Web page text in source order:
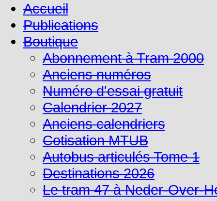
Accueil
Publications
Boutique
Abonnement à Tram 2000
Anciens numéros
Numéro d'essai gratuit
Calendrier 2027
Anciens calendriers
Cotisation MTUB
Autobus articulés Tome 1
Destinations 2026
Le tram 47 à Neder-Over-